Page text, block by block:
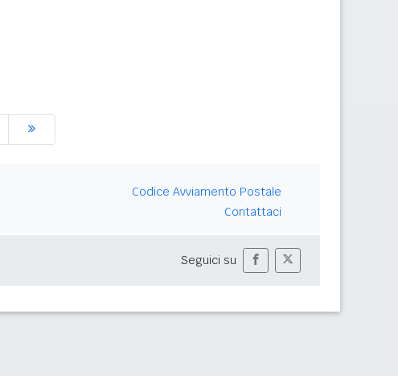
Codice Avviamento Postale
Contattaci
Seguici su